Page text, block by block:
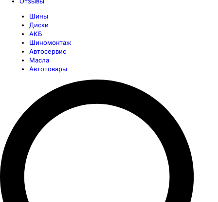
Шины
Диски
АКБ
Шиномонтаж
Автосервис
Масла
Автотовары